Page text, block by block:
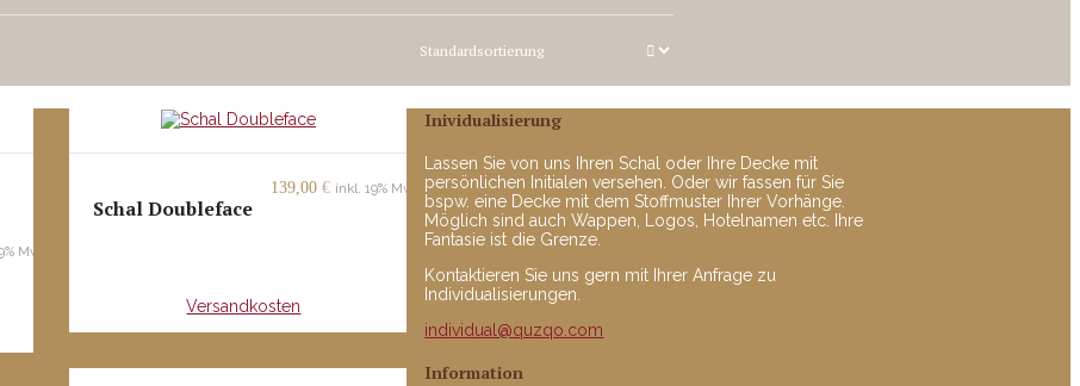
MwSt.
Schal Doubleface
139,00€ inkl. 19% MwSt.
+Versandkosten
Inividualisierung
Lassen Sie von uns Ihren Schal oder Ihre Decke mit
persönlichen Initialen versehen. Oder wir fassen für Sie
bspw. eine Decke mit dem Stoffmuster Ihrer Vorhänge.
Möglich sind auch Wappen, Logos, Hotelnamen etc. Ihre
Fantasie ist die Grenze.
Kontaktieren Sie uns gern mit Ihrer Anfrage zu
Individualisierungen.
individual@quzqo.com
Information